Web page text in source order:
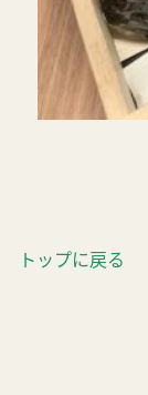
トップに戻る